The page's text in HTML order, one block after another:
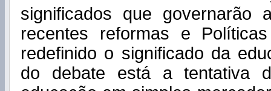
significados que governarão
recentes reformas e
redefinido o significado da
do debate está a tentativa